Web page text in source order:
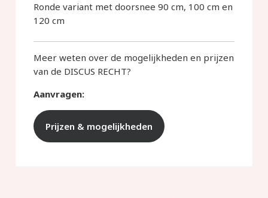
Ronde variant met doorsnee 90 cm, 100 cm en
120 cm
Meer weten over de mogelijkheden en prijzen
van de DISCUS RECHT?
Aanvragen:
Prijzen & mogelijkheden